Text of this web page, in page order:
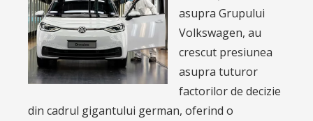
asupra Grupului
Volkswagen, au
crescut presiunea
asupra tuturor
factorilor de decizie
din cadrul gigantului german, oferind o